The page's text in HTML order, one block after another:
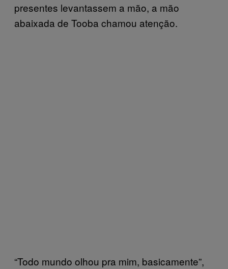
presentes levantassem a mão, a mão
abaixada de Tooba chamou atenção.
“Todo mundo olhou pra mim, basicamente”,